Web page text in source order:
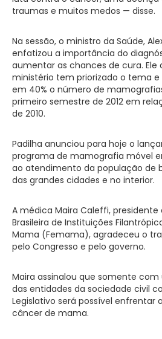
traumas e muitos medos — disse.
Na sessão, o ministro da Saúde,
enfatizou a importância do
aumentar as chances de cura. Ele
ministério tem priorizado o tema
em 40% o número de
primeiro semestre de 2012 em
de 2010.
Padilha anunciou para hoje o
programa de mamografia móvel
ao atendimento da população de
das grandes ­cidades e no interior.
A médica Maira Caleffi, presidente
Brasileira de Instituições
Mama (Femama), agradeceu o
pelo Congresso e pelo governo.
Maira assinalou que somente
das entidades da sociedade civil
Legislativo será possível enfrentar
câncer de mama.